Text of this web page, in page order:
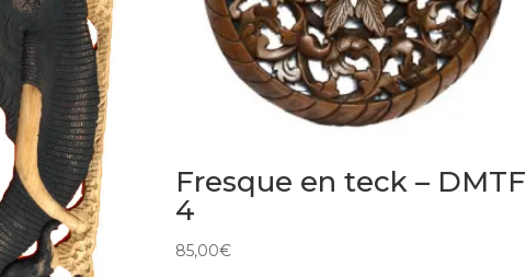
Fresque en teck – DMTF
4
85,00€